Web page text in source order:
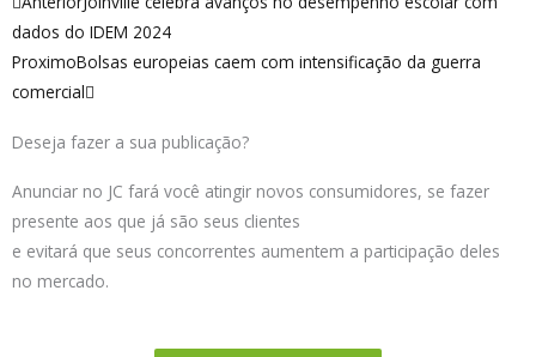
dados do IDEM 2024
ProximoBolsas europeias caem com intensificação da guerra
comercial
Deseja fazer a sua publicação?
Anunciar no JC fará você atingir novos consumidores, se fazer
presente aos que já são seus clientes
e evitará que seus concorrentes aumentem a participação deles
no mercado.